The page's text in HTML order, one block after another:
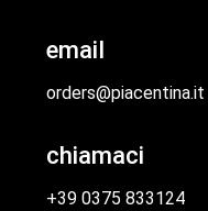
email
orders@piacentina.it
chiamaci
+39 0375 833124